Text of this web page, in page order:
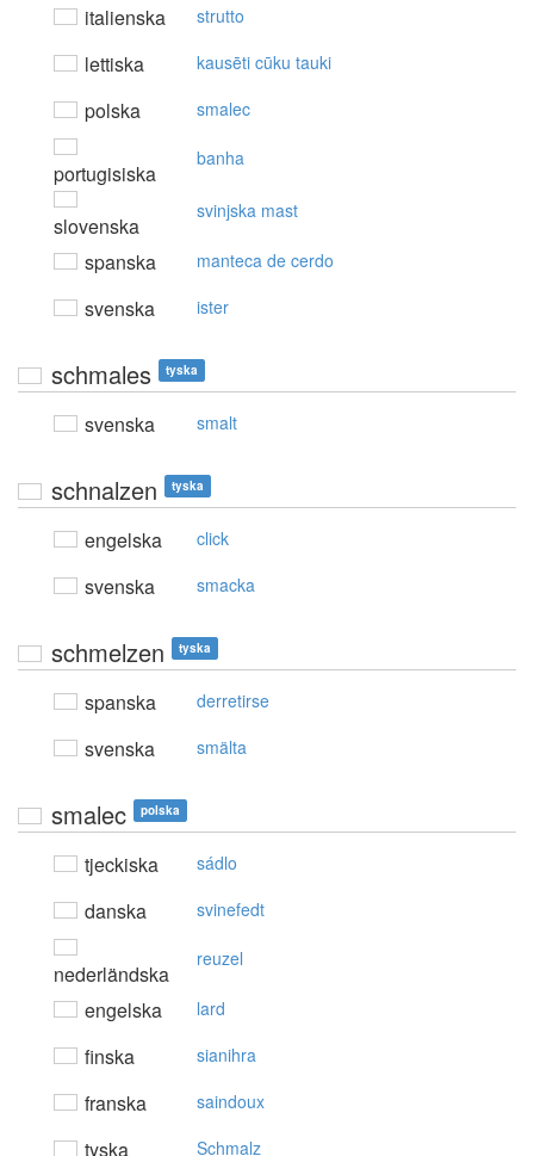
italienska strutto
lettiska kausēti cūku tauki
polska smalec
portugisiska
banha
slovenska
svinjska mast
spanska manteca de cerdo
svenska ister
schmales tyska
svenska smalt
schnalzen tyska
engelska click
svenska smacka
schmelzen tyska
spanska derretirse
svenska smälta
smalec polska
tjeckiska sádlo
danska svinefedt
nederländska
reuzel
engelska lard
finska sianihra
franska saindoux
tyska Schmalz